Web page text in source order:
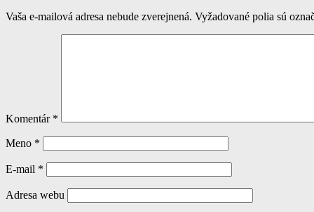
Vaša e-mailová adresa nebude zverejnená. Vyžadované polia sú
Komentár *
Meno *
E-mail *
Adresa webu